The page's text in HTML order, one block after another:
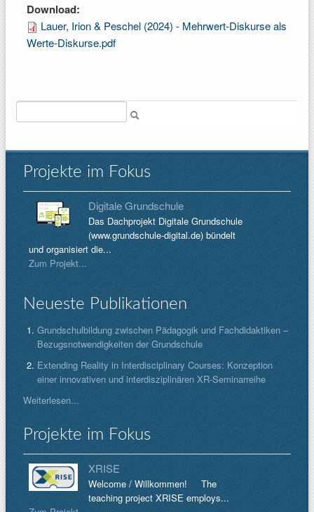
Download:
Lauer, Irion & Peschel (2024) - Mehrwert-Diskurse als
Werte-Diskurse.pdf
Projekte im Fokus
Digitale Grundschule
Das Dachprojekt Digitale Grundschule
(www.grundschule-digital.de) bündelt
und organisiert die...
Zum Projekt...
Neueste Publikationen
Grundschulbildung zwischen Pädagogik und Fachdidaktiken –
Bezugsnotwendigkeiten der Grundschule
Extending Reality in Interdisciplinary Courses: Konzeption
einer innovativen und interdisziplinären XR-Seminarreihe
Weiterlesen...
Projekte im Fokus
XRISE
Welcome / Willkommen! The
teaching project XRISE employs...